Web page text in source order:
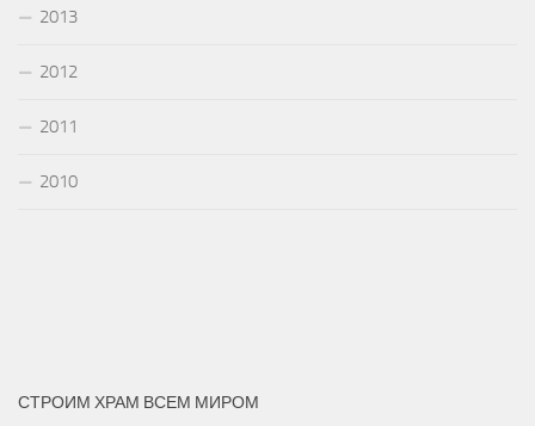
2013
2012
2011
2010
СТРОИМ ХРАМ ВСЕМ МИРОМ